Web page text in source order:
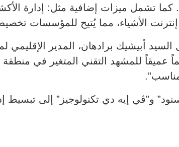
إنترنت الأشياء، مما يُتيح للمؤسسات
السيد أبيشيك برادهان، المدير
عميقاً للمشهد التقني المتغير في
و”ڤي إيه دي تكنولوجيز” إلى تبسيط